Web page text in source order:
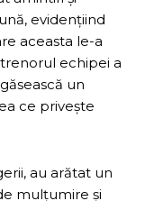
evidențiind
aceasta le-a
echipei a
un
ce privește
au arătat un
mulțumire și